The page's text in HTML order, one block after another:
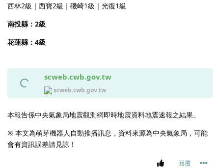
西林2級｜西寶2級｜磯崎1級｜光復1級
南投縣：2級
花蓮縣：4級
scweb.cwb.gov.tw
scweb.cwb.gov.tw
本報告係中央氣象局地震觀測網即時地震資料地震速報之結果。
※ 本文為萌芽機器人自動推播訊息，資料來源為中央氣象局，可能
會有資訊誤差請見諒！
回覆